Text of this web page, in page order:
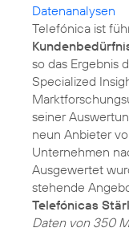
Datenanalysen
Telefónica ist
so das Ergebnis
Specialized
seiner
neun Anbieter
Unternehmen
Ausgewertet
stehende
Telefónicas
Daten von 350